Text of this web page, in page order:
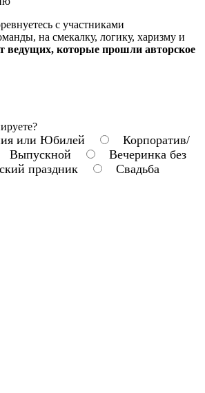
с участниками
на смекалку, логику, харизму и
ведущих, которые прошли авторское
или Юбилей
Корпоратив/
Выпускной
Вечеринка без
праздник Свадьба